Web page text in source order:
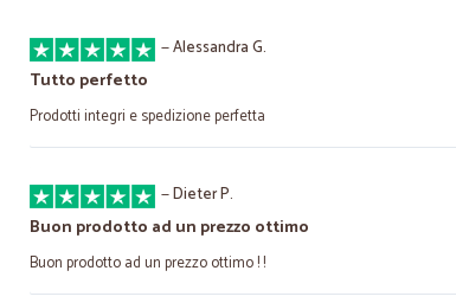
—Alessandra G.
Tutto perfetto
Prodotti integri e spedizione perfetta
—Dieter P.
Buon prodotto ad un prezzo ottimo
Buon prodotto ad un prezzo ottimo ! !